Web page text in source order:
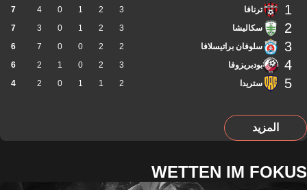
1 ترنافا 3
2
1
0
4
7
2 سكاليشا 3
2
1
0
3
7
3 سلوفان براتيسلافا 2
2
0
0
7
6
4 بودبريزوفا 3
2
0
1
2
6
5 ستريدا 2
1
1
0
2
4
المزيد
WETTEN IM FOKUS